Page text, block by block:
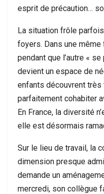
esprit de précaution…
La situation frôle
foyers. Dans une même
pendant que l’autre «
devient un espace de
enfants découvrent très
parfaitement cohabiter
En France, la diversité
elle est désormais
Sur le lieu de travail, la
dimension presque
demande un
mercredi, son collègue